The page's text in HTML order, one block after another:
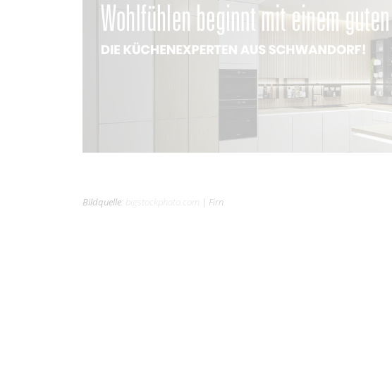
Bildquelle: | Firn